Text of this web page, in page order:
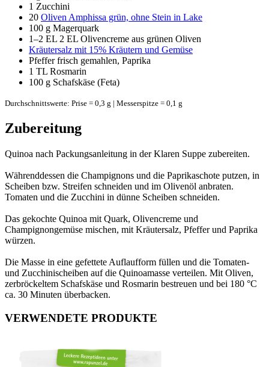
1 Zucchini
20 Oliven Amphissa grün, ohne Stein in Lake
100 g Magerquark
1–2 EL 2 EL Olivencreme aus grünen Oliven
Kräutersalz mit 15% Kräutern und Gemüse
Pfeffer frisch gemahlen, Paprika
1 TL Rosmarin
100 g Schafskäse (Feta)
Durchschnittswerte: Prise = 0,3 g | Messerspitze = 0,1 g
Zubereitung
Quinoa nach Packungsanleitung in der Klaren Suppe zubereiten.
Währenddessen die Champignons und die Paprikaschote putzen, in
Scheiben bzw. Streifen schneiden und im Olivenöl anbraten.
Tomaten und die Zucchini in dünne Scheiben schneiden.
Das gekochte Quinoa mit Quark, Olivencreme und
Champignongemüse mischen, mit Kräutersalz, Pfeffer und Paprika
würzen.
Die Masse in eine gefettete Auflaufform füllen und die Tomaten-
und Zucchinischeiben auf die Quinoamasse verteilen. Mit Oliven,
zerbröckeltem Schafskäse und Rosmarin bestreuen und bei 180 °C
ca. 30 Minuten überbacken.
VERWENDETE PRODUKTE